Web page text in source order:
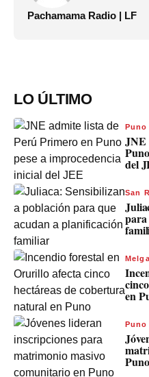
Pachamama Radio | LF
LO ÚLTIMO
Puno
JNE
del
San
para
en
Puno
Puno